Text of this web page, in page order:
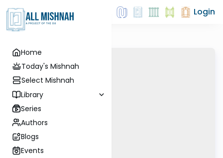
Home
Today's Mishnah
Select Mishnah
Library
Series
Authors
Blogs
Events
Login